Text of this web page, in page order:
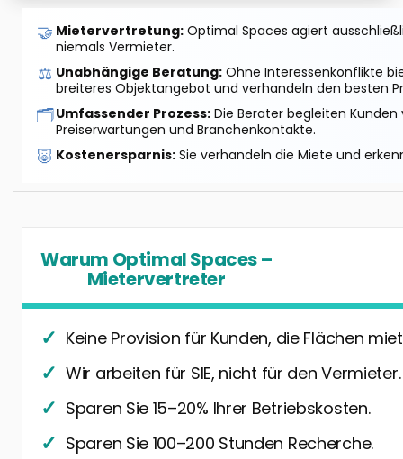
🤝 Mietervertretung: Optimal Spaces agiert
niemals Vermieter.
⚖️ Unabhängige Beratung: Ohne Interessenkonflikte
breiteres Objektangebot und verhandeln den besten
🗂️Umfassender Prozess: Die Berater begleiten Kunden
Preiserwartungen und Branchenkontakte.
🐷 Kostenersparnis: Sie verhandeln die Miete und
Warum Optimal Spaces –
Mietervertreter
Keine Provision für Kunden, die Flächen
Wir arbeiten für SIE, nicht für den Vermieter.
Sparen Sie 15–20% Ihrer Betriebskosten.
Sparen Sie 100–200 Stunden Recherche.